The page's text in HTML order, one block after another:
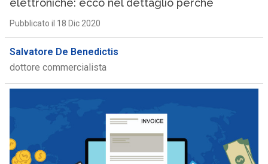
elettroniche: ecco nel dettaglio perché
Pubblicato il 18 Dic 2020
Salvatore De Benedictis
dottore commercialista